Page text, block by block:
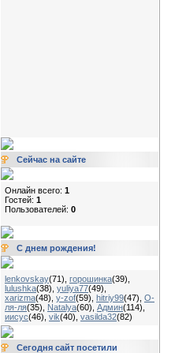
Сейчас на сайте
Онлайн всего: 1
Гостей: 1
Пользователей: 0
С днем рождения!
lenkovskay(71) горошинка(39)
lulushka(38) yuliya77(49)
xarizma(48) y-zof(59) hitriy99(47) О-
ля-ля(35) Natalya(60) Админ(114)
иисус(46) vik(40) vasilda32(82)
Сегодня сайт посетили